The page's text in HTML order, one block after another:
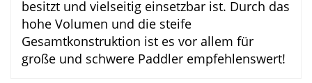
Ist das Makaio Kula Nui 11.5 V2 auch für
Einsteiger geeignet?